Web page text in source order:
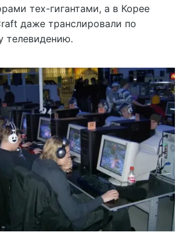
тех-гигантами, а в Корее
даже транслировали по
телевидению.